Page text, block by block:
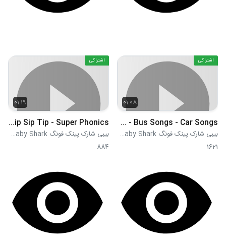
01:08
اشتراکی
The Wheels on the Red Bus - Bus Songs - Car Songs
بیبی شارک پینک فونگ Pink Fong Baby Shark
1621
01:19
اشتراکی
Zip Slip Sip Tip - Super Phonics
بیبی شارک پینک فونگ Pink Fong Baby Shark
884